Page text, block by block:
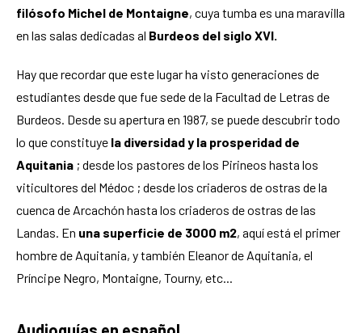
filósofo Michel de Montaigne, cuya tumba es una maravilla
en las salas dedicadas al Burdeos del siglo XVI.
Hay que recordar que este lugar ha visto generaciones de
estudiantes desde que fue sede de la Facultad de Letras de
Burdeos. Desde su apertura en 1987, se puede descubrir todo
lo que constituye la diversidad y la prosperidad de
Aquitania ; desde los pastores de los Pirineos hasta los
viticultores del Médoc ; desde los criaderos de ostras de la
cuenca de Arcachón hasta los criaderos de ostras de las
Landas. En una superficie de 3000 m2, aquí está el primer
hombre de Aquitania, y también Eleanor de Aquitania, el
Príncipe Negro, Montaigne, Tourny, etc...